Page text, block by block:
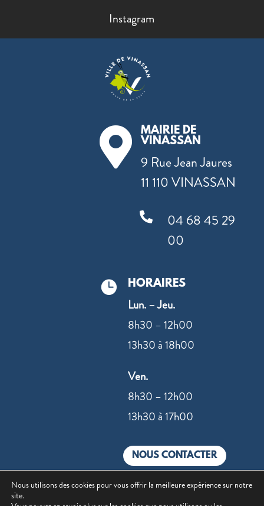
Instagram

MAIRIE DE
VINASSAN
9 Rue Jean Jaures
11 110 VINASSAN

04 68 45 29
00
 HORAIRES
Lun. – Jeu.
8h30 – 12h00
13h30 à 18h00
Ven.
8h30 – 12h00
13h30 à 17h00
NOUS CONTACTER
Nous utilisons des cookies pour vous offrir la meilleure expérience sur notre
site.